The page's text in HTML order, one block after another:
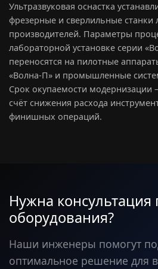
Ультразвуковая оснастка
фрезерные и сверлильные станки
производителей. Параметры
лабораторной установке серии
переносятся на пилотные
«Волна-П» и промышленные
Срок окупаемости модернизации
счёт снижения расхода
финишных операций.
Нужна консультация
оборудования?
Наши инженеры помогут
оптимальное решение для